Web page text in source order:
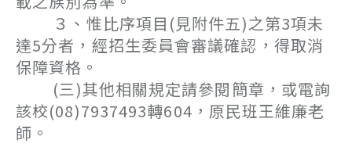
３、惟比序項目(見附件五)之第3項未
達5分者，經招生委員會審議確認，得取消
保障資格。
(三)其他相關規定請參閱簡章，或電詢
該校(08)7937493轉604，原民班王維廉老
師。